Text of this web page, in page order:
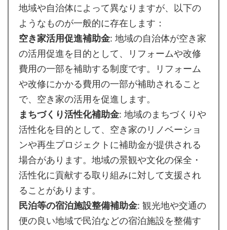
地域や自治体によって異なりますが、以下の
ようなものが一般的に存在します：
空き家活用促進補助金: 地域の自治体が空き家
の活用促進を目的として、リフォームや改修
費用の一部を補助する制度です。リフォーム
や改修にかかる費用の一部が補助されること
で、空き家の活用を促進します。
まちづくり活性化補助金: 地域のまちづくりや
活性化を目的として、空き家のリノベーショ
ンや再生プロジェクトに補助金が提供される
場合があります。地域の景観や文化の保全・
活性化に貢献する取り組みに対して支援され
ることがあります。
民泊等の宿泊施設整備補助金: 観光地や交通の
便の良い地域で民泊などの宿泊施設を整備す